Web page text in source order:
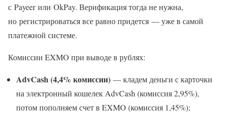
с Payeer или OkPay. Верификация тогда не нужна,
но регистрироваться все равно придется — уже в самой
платежной системе.
Комиссии EXMO при выводе в рублях:
AdvCash (4,4% комиссии) — кладем деньги с карточки
на электронный кошелек AdvCash (комиссия 2,95%),
потом пополняем счет в EXMO (комиссия 1,45%);